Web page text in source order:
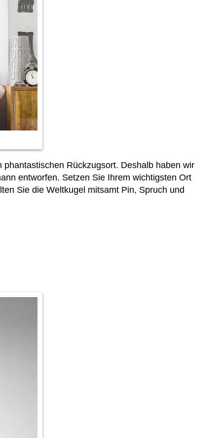
Rückzugsort. Deshalb haben wir
entworfen. Setzen Sie Ihrem wichtigsten Ort
Sie die Weltkugel mitsamt Pin, Spruch und